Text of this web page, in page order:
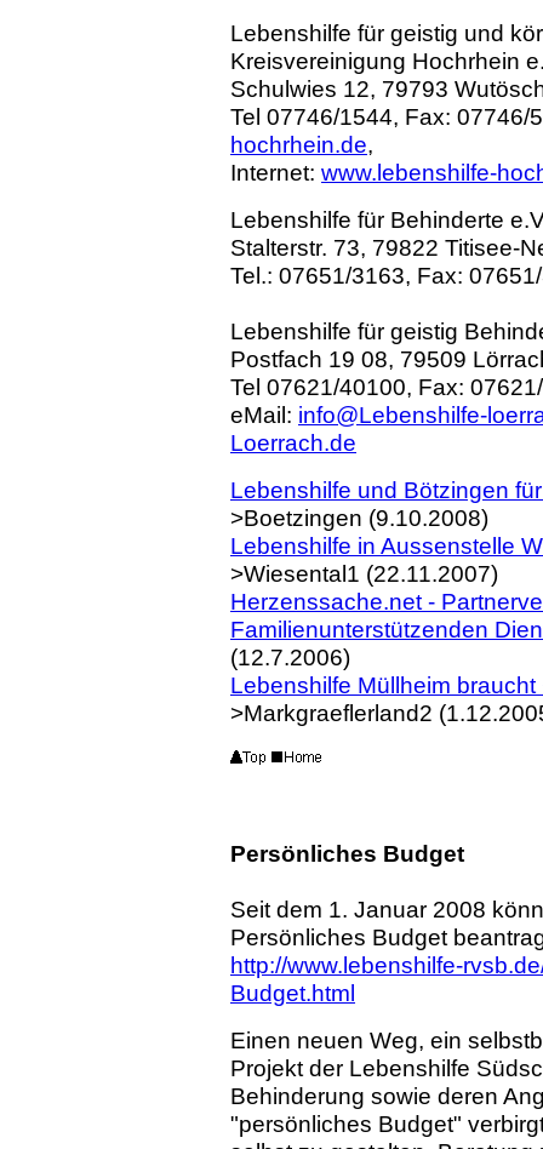
Lebenshilfe für geistig und
Kreisvereinigung Hochrhein
Schulwies 12, 79793
Tel 07746/1544, Fax: 07746/
hochrhein.de,
Internet: www.lebenshilfe-
Lebenshilfe für Behinderte
Stalterstr. 73, 79822 Titisee-
Tel.: 07651/3163, Fax:
Lebenshilfe für geistig
Postfach 19 08, 79509
Tel 07621/40100, Fax:
eMail: info@Lebenshilfe-
Loerrach.de
Lebenshilfe und Bötzingen
>Boetzingen (9.10.2008)
Lebenshilfe in Aussenstelle
>Wiesental1 (22.11.2007)
Herzenssache.net -
Familienunterstützenden
(12.7.2006)
Lebenshilfe Müllheim
>Markgraeflerland2
Persönliches Budget
Seit dem 1. Januar 2008
Persönliches Budget
http://www.lebenshilfe-
Budget.html
Einen neuen Weg, ein
Projekt der Lebenshilfe
Behinderung sowie deren
"persönliches Budget"